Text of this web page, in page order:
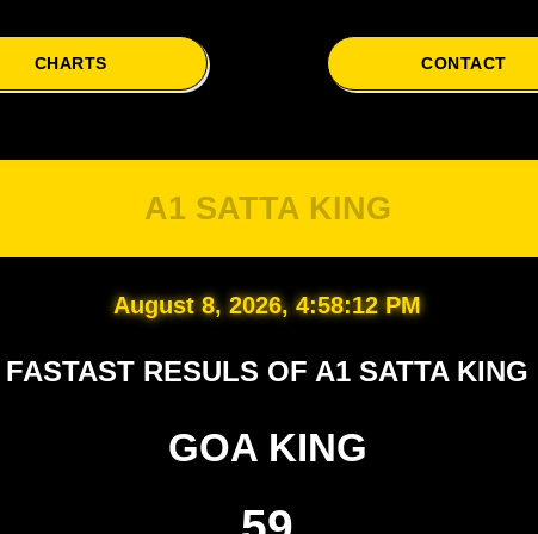
CHARTS CONTACT
A1 SATTA KING
August 8, 2026, 4:58:13 PM
FASTAST RESULS OF A1 SATTA KING
GOA KING